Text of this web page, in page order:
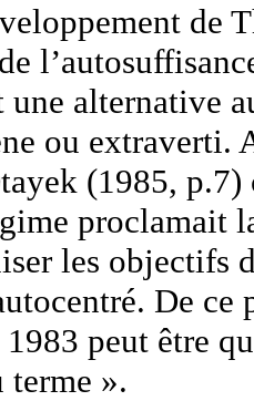
de
alternative
ou extraverti.
(1985,
proclamait
les objectifs
De
peut être
».